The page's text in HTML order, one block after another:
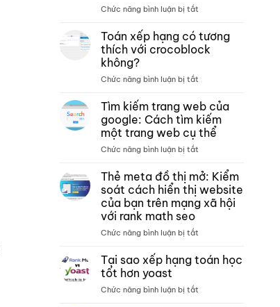
Chức năng bình luận bị tắt
trang
lưu
trữ –
bài
kiểm
tra
phân
dung
môn
toán
Toán xếp hạng có tương
thích với crocoblock
không?
Chức năng bình luận bị tắt
xếp
hạng
có
tương
crocoblock
không?
Tìm kiếm trang web của
google: Cách tìm kiếm
một trang web cụ thể
Chức năng bình luận bị tắt
kiếm
trang
web
của
kiếm
một
Thẻ meta đồ thị mở: Kiểm
soát cách hiển thị website
của bạn trên mạng xã hội
với rank math seo
Chức năng bình luận bị tắt
meta
Tại sao xếp hạng toán học
tốt hơn yoast
Chức năng bình luận bị tắt